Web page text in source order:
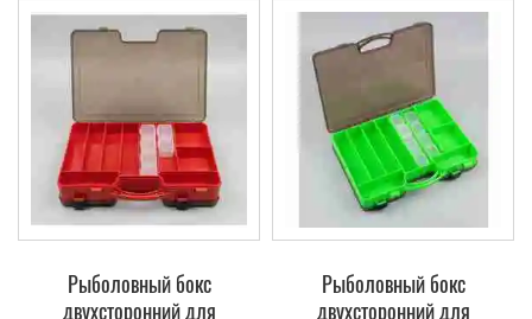
Рыболовный бокс
двухсторонний для
Рыболовный бокс
двухсторонний для